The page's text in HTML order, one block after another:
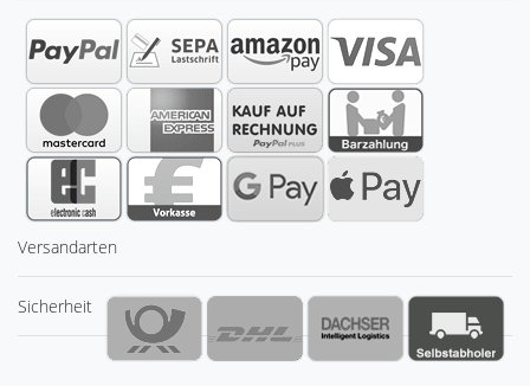
Versandarten
Sicherheit